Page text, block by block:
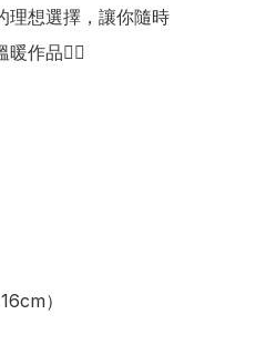
理想選擇，讓你隨時
作品👍🏻
）